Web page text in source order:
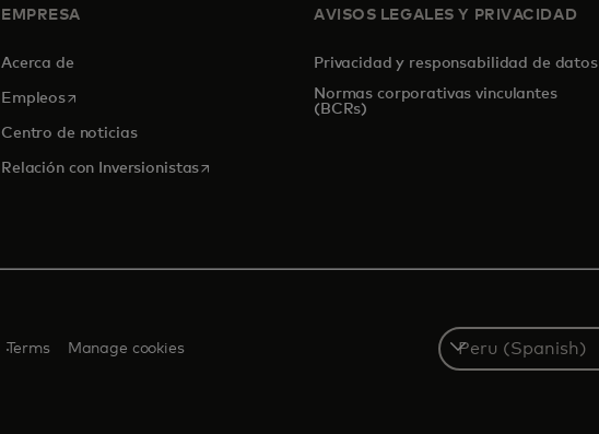
EMPRESA
Acerca de
Empleosse abre en una pestaña nueva
Centro de noticias
Relación con Inversionistasse abre en una pestaña nueva
AVISOS LEGALES Y PRIVACIDAD
Privacidad y responsabilidad de datos
Normas corporativas vinculantes
(BCRs)
Terms Manage cookies
Select
a
country